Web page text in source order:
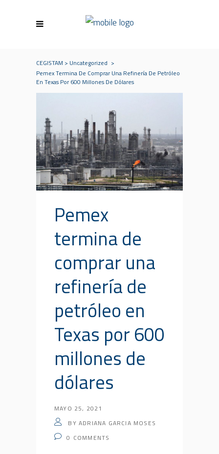
CEGISTAM > Uncategorized >
Pemex Termina De Comprar Una Refinería De Petróleo
En Texas Por 600 Millones De Dólares
Pemex
termina de
comprar una
refinería de
petróleo en
Texas por 600
millones de
dólares
MAYO 25, 2021
BYADRIANA GARCIA MOSES
0 COMMENTS